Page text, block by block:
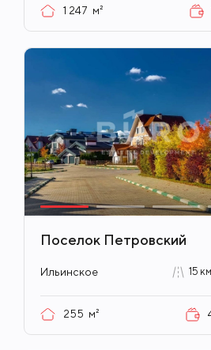
1 247 м²
Поселок Петровский
Ильинское 15
255 м²